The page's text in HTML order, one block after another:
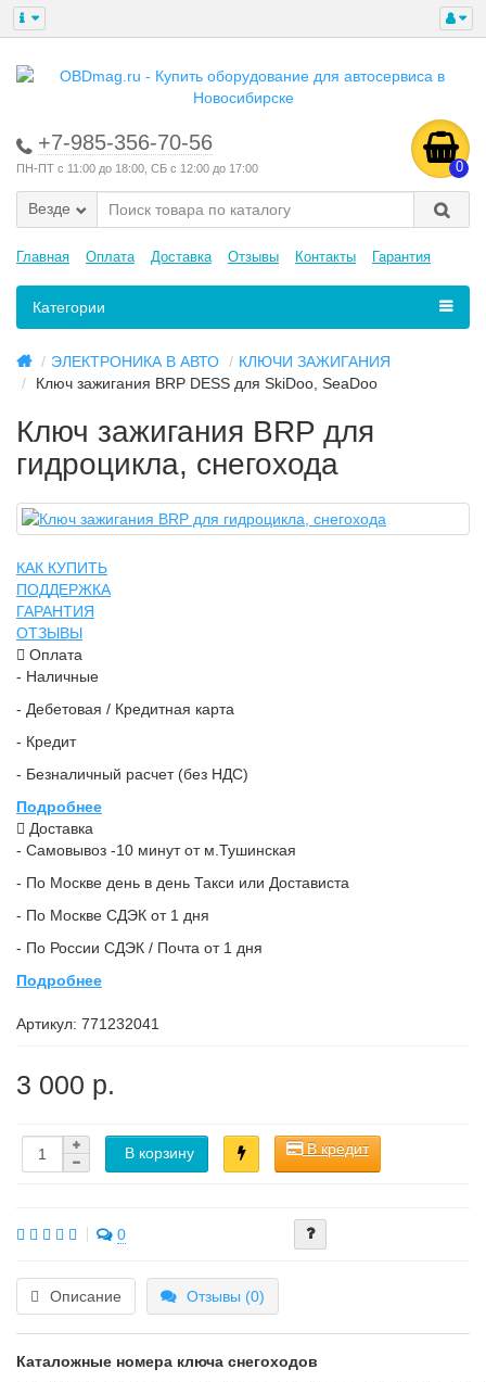
+7-985-356-70-56
ПН-ПТ с 11:00 до 18:00, СБ с 12:00 до 17:00 0
Везде
Главная Оплата Доставка Отзывы Контакты Гарантия
Категории
ЭЛЕКТРОНИКА В АВТО
КЛЮЧИ ЗАЖИГАНИЯ
Ключ зажигания BRP DESS для SkiDoo, SeaDoo
Ключ зажигания BRP для
гидроцикла, снегохода
КАК КУПИТЬ
ПОДДЕРЖКА
ГАРАНТИЯ
ОТЗЫВЫ
Оплата
- Наличные
- Дебетовая / Кредитная карта
- Кредит
- Безналичный расчет (без НДС)
Подробнее
Доставка
- Самовывоз -10 минут от м.Тушинская
- По Москве день в день Такси или Достависта
- По Москве СДЭК от 1 дня
- По России СДЭК / Почта от 1 дня
Подробнее
Артикул: 771232041
3 000 р.
В корзину В кредит
0
Описание Отзывы (0)
Каталожные номера ключа снегоходов